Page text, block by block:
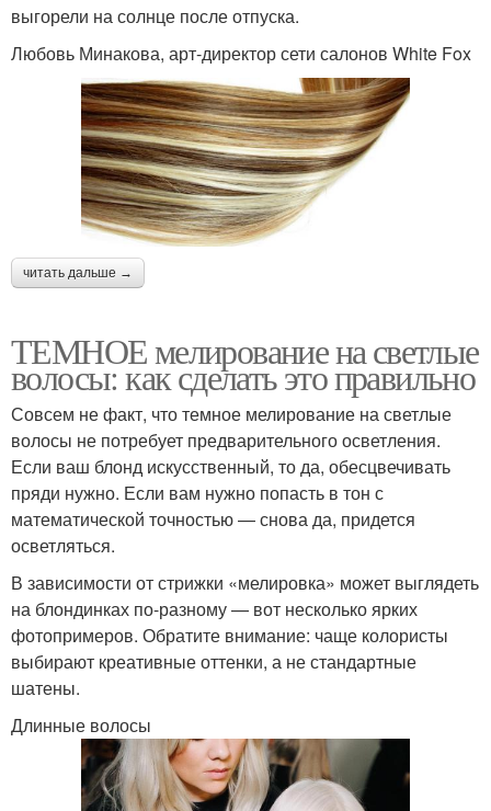
выгорели на солнце после отпуска.
Любовь Минакова, арт-директор сети салонов White Fox
читать дальше →
ТЕМНОЕ мелирование на светлые
волосы: как сделать это правильно
Совсем не факт, что темное мелирование на светлые
волосы не потребует предварительного осветления.
Если ваш блонд искусственный, то да, обесцвечивать
пряди нужно. Если вам нужно попасть в тон с
математической точностью — снова да, придется
осветляться.
В зависимости от стрижки «мелировка» может выглядеть
на блондинках по-разному — вот несколько ярких
фотопримеров. Обратите внимание: чаще колористы
выбирают креативные оттенки, а не стандартные
шатены.
Длинные волосы